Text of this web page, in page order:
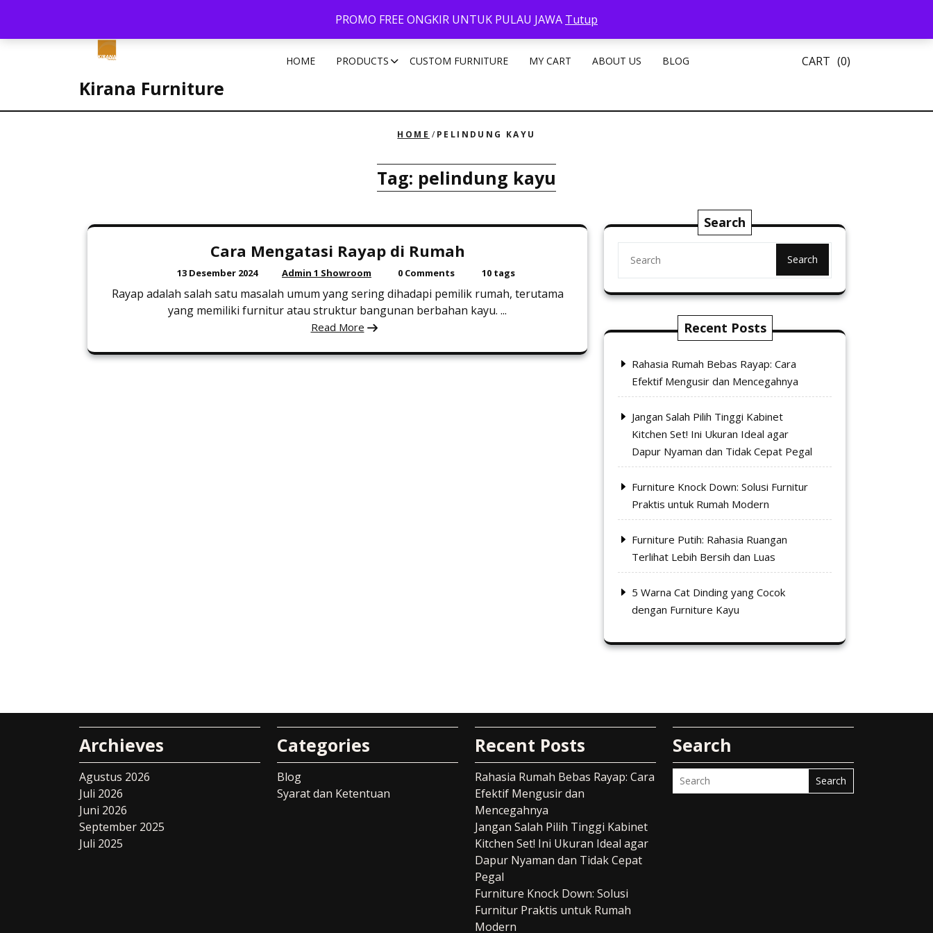
PROMO FREE ONGKIR UNTUK PULAU JAWA Tutup
content
Kirana Furniture
HOME PRODUCTS CUSTOM FURNITURE MY CART ABOUT US BLOG CART (0)
HOME / PELINDUNG KAYU
Tag: pelindung kayu
Cara Mengatasi Rayap di Rumah
13 Desember 2024 Admin 1 Showroom 0 Comments 10 tags
Rayap adalah salah satu masalah umum yang sering dihadapi pemilik rumah, terutama
yang memiliki furnitur atau struktur bangunan berbahan kayu. ...
Read More
Search
Search
Recent Posts
Rahasia Rumah Bebas Rayap: Cara
Efektif Mengusir dan Mencegahnya
Jangan Salah Pilih Tinggi Kabinet
Kitchen Set! Ini Ukuran Ideal agar
Dapur Nyaman dan Tidak Cepat Pegal
Furniture Knock Down: Solusi Furnitur
Praktis untuk Rumah Modern
Furniture Putih: Rahasia Ruangan
Terlihat Lebih Bersih dan Luas
5 Warna Cat Dinding yang Cocok
dengan Furniture Kayu
Archieves
Agustus 2026
Juli 2026
Juni 2026
September 2025
Juli 2025
Categories
Blog
Syarat dan Ketentuan
Recent Posts
Rahasia Rumah Bebas Rayap: Cara
Efektif Mengusir dan
Mencegahnya
Jangan Salah Pilih Tinggi Kabinet
Kitchen Set! Ini Ukuran Ideal agar
Dapur Nyaman dan Tidak Cepat
Pegal
Furniture Knock Down: Solusi
Furnitur Praktis untuk Rumah
Modern
Search
Search